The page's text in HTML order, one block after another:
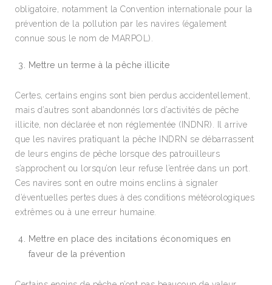
obligatoire, notamment la Convention internationale pour la
prévention de la pollution par les navires (également
connue sous le nom de MARPOL).
Mettre un terme à la pêche illicite
Certes, certains engins sont bien perdus accidentellement,
mais d’autres sont abandonnés lors d’activités de pêche
illicite, non déclarée et non réglementée (INDNR). Il arrive
que les navires pratiquant la pêche INDRN se débarrassent
de leurs engins de pêche lorsque des patrouilleurs
s’approchent ou lorsqu’on leur refuse l’entrée dans un port.
Ces navires sont en outre moins enclins à signaler
d’éventuelles pertes dues à des conditions météorologiques
extrêmes ou à une erreur humaine.
Mettre en place des incitations économiques en
faveur de la prévention